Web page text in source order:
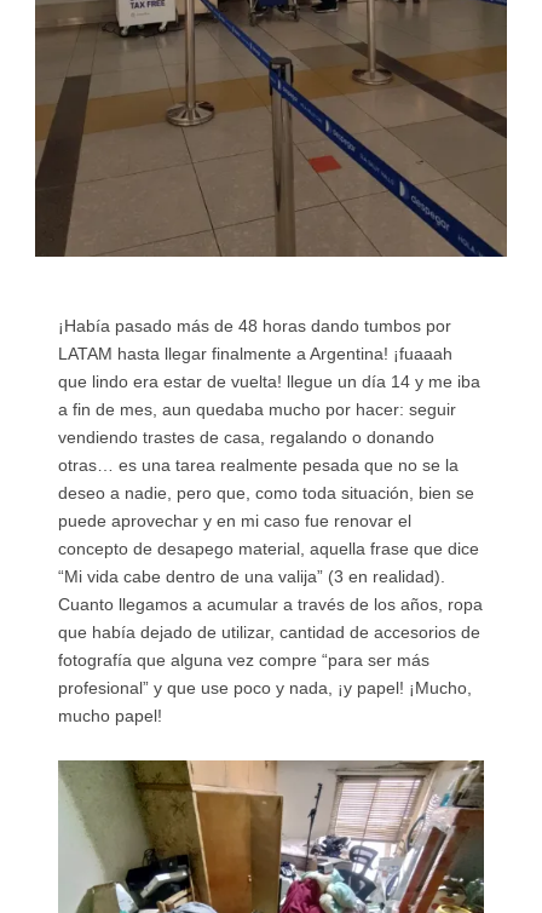
¡Había pasado más de 48 horas dando tumbos por
LATAM hasta llegar finalmente a Argentina! ¡fuaaah
que lindo era estar de vuelta! llegue un día 14 y me iba
a fin de mes, aun quedaba mucho por hacer: seguir
vendiendo trastes de casa, regalando o donando
otras… es una tarea realmente pesada que no se la
deseo a nadie, pero que, como toda situación, bien se
puede aprovechar y en mi caso fue renovar el
concepto de desapego material, aquella frase que dice
“Mi vida cabe dentro de una valija” (3 en realidad).
Cuanto llegamos a acumular a través de los años, ropa
que había dejado de utilizar, cantidad de accesorios de
fotografía que alguna vez compre “para ser más
profesional” y que use poco y nada, ¡y papel! ¡Mucho,
mucho papel!